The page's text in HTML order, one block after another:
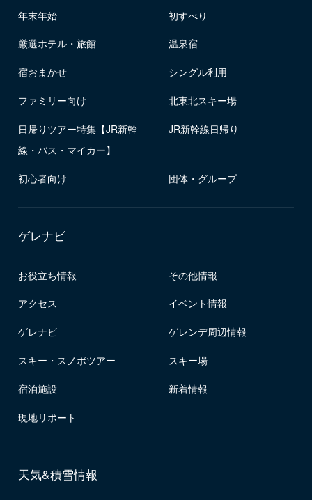
年末年始 初すべり
厳選ホテル・旅館 温泉宿
宿おまかせ シングル利用
ファミリー向け 北東北スキー場
日帰りツアー特集【JR新幹
線・バス・マイカー】
JR新幹線日帰り
初心者向け 団体・グループ
ゲレナビ
お役立ち情報 その他情報
アクセス イベント情報
ゲレナビ ゲレンデ周辺情報
スキー・スノボツアー スキー場
宿泊施設 新着情報
現地リポート
天気&積雪情報